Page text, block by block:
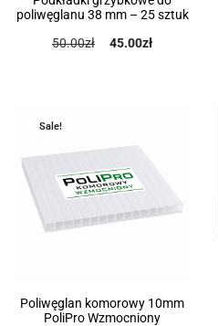
poliwęglanu 38 mm – 25 sztuk
50.00zł 45.00zł
Sale!
Poliwęglan komorowy 10mm
PoliPro Wzmocniony